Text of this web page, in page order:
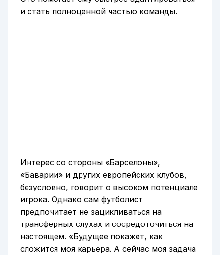
и стать полноценной частью команды.
Интерес со стороны «Барселоны»,
«Баварии» и других европейских клубов,
безусловно, говорит о высоком потенциале
игрока. Однако сам футболист
предпочитает не зацикливаться на
трансферных слухах и сосредоточиться на
настоящем. «Будущее покажет, как
сложится моя карьера. А сейчас моя задача